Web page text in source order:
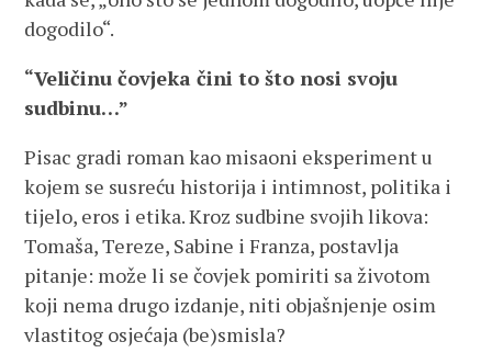
dogodilo“.
“Veličinu čovjeka čini to što nosi svoju
sudbinu…”
Pisac gradi roman kao misaoni eksperiment u
kojem se susreću historija i intimnost, politika i
tijelo, eros i etika. Kroz sudbine svojih likova:
Tomaša, Tereze, Sabine i Franza, postavlja
pitanje: može li se čovjek pomiriti sa životom
koji nema drugo izdanje, niti objašnjenje osim
vlastitog osjećaja (be)smisla?